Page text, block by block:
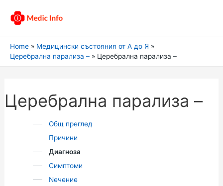
Home
Медицински състояния от А до Я
Церебрална парализа –
Церебрална парализа –
Церебрална парализа –
Общ преглед
Причини
Диагноза
Симптоми
Nечение